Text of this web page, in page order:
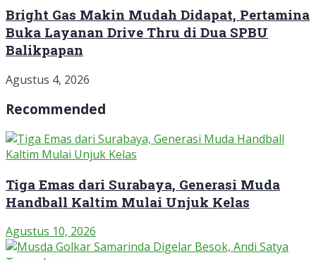
Bright Gas Makin Mudah Didapat, Pertamina
Buka Layanan Drive Thru di Dua SPBU
Balikpapan
Agustus 4, 2026
Recommended
Tiga Emas dari Surabaya, Generasi Muda
Handball Kaltim Mulai Unjuk Kelas
Agustus 10, 2026